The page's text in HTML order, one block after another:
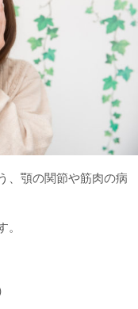
、顎の関節や筋肉の病